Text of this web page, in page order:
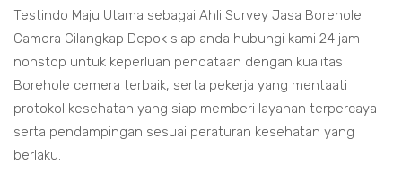
Testindo Maju Utama sebagai Ahli Survey Jasa Borehole
Camera Cilangkap Depok siap anda hubungi kami 24 jam
nonstop untuk keperluan pendataan dengan kualitas
Borehole cemera terbaik, serta pekerja yang mentaati
protokol kesehatan yang siap memberi layanan terpercaya
serta pendampingan sesuai peraturan kesehatan yang
berlaku.